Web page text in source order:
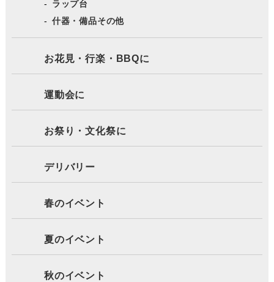
ラップ台
什器・備品その他
お花見・行楽・BBQに
運動会に
お祭り・文化祭に
デリバリー
春のイベント
夏のイベント
秋のイベント